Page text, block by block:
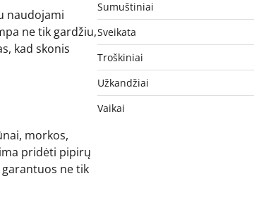
naudojami
ne tik gardžiu,
kad skonis
morkos,
pridėti pipirų
ne tik
Sumuštiniai
Sveikata
Troškiniai
Užkandžiai
Vaikai